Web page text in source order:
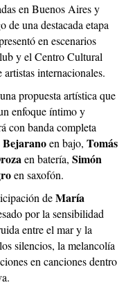
en Buenos Aires y
de una destacada etapa
en escenarios
y el Centro Cultural
internacionales.
una propuesta artística que
enfoque íntimo y
con banda completa
Bejaranoen bajo, Tomás
en batería, Simón
en saxofón.
deMaría
por la sensibilidad
entre el mar y la
silencios, la melancolía
en canciones dentro